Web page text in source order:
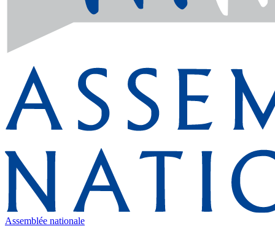
Assemblée nationale